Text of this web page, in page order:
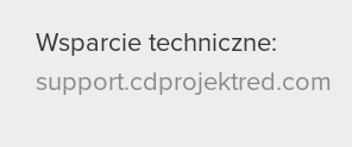
Wsparcie techniczne:
support.cdprojektred.com